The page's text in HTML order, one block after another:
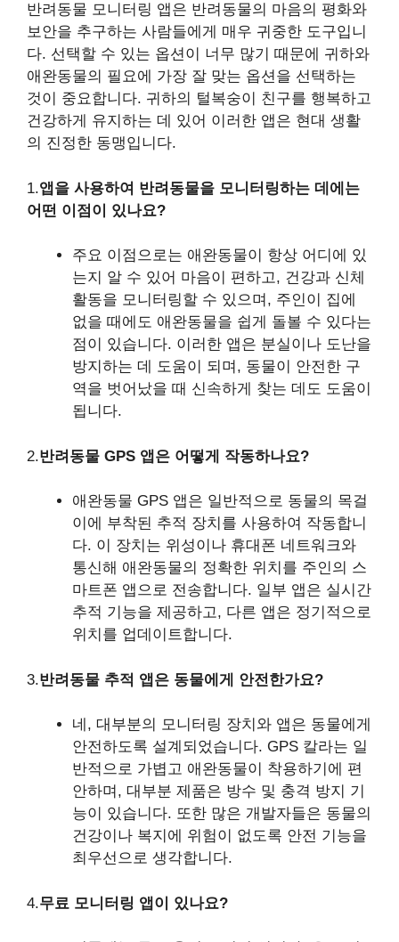
반려동물 모니터링 앱은 반려동물의 마음의 평화와
보안을 추구하는 사람들에게 매우 귀중한 도구입니
다. 선택할 수 있는 옵션이 너무 많기 때문에 귀하와
애완동물의 필요에 가장 잘 맞는 옵션을 선택하는
것이 중요합니다. 귀하의 털복숭이 친구를 행복하고
건강하게 유지하는 데 있어 이러한 앱은 현대 생활
의 진정한 동맹입니다.
1.앱을 사용하여 반려동물을 모니터링하는 데에는
어떤 이점이 있나요?
주요 이점으로는 애완동물이 항상 어디에 있
는지 알 수 있어 마음이 편하고, 건강과 신체
활동을 모니터링할 수 있으며, 주인이 집에
없을 때에도 애완동물을 쉽게 돌볼 수 있다는
점이 있습니다. 이러한 앱은 분실이나 도난을
방지하는 데 도움이 되며, 동물이 안전한 구
역을 벗어났을 때 신속하게 찾는 데도 도움이
됩니다.
2.반려동물 GPS 앱은 어떻게 작동하나요?
애완동물 GPS 앱은 일반적으로 동물의 목걸
이에 부착된 추적 장치를 사용하여 작동합니
다. 이 장치는 위성이나 휴대폰 네트워크와
통신해 애완동물의 정확한 위치를 주인의 스
마트폰 앱으로 전송합니다. 일부 앱은 실시간
추적 기능을 제공하고, 다른 앱은 정기적으로
위치를 업데이트합니다.
3.반려동물 추적 앱은 동물에게 안전한가요?
네, 대부분의 모니터링 장치와 앱은 동물에게
안전하도록 설계되었습니다. GPS 칼라는 일
반적으로 가볍고 애완동물이 착용하기에 편
안하며, 대부분 제품은 방수 및 충격 방지 기
능이 있습니다. 또한 많은 개발자들은 동물의
건강이나 복지에 위험이 없도록 안전 기능을
최우선으로 생각합니다.
4.무료 모니터링 앱이 있나요?